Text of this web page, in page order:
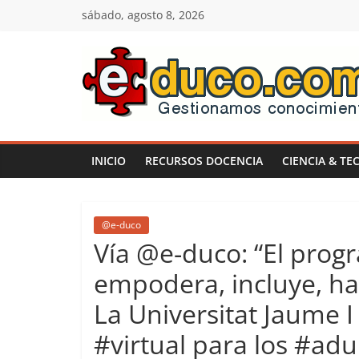
sábado, agosto 8, 2026
E-
duco:
Gestión
del
Conocimiento
Learn
more.
Do
INICIO RECURSOS DOCENCIA CIENCIA &
@e-duco
Vía @e-duco: “El
empodera, incluye,
La Universitat Jaume
#virtual para los